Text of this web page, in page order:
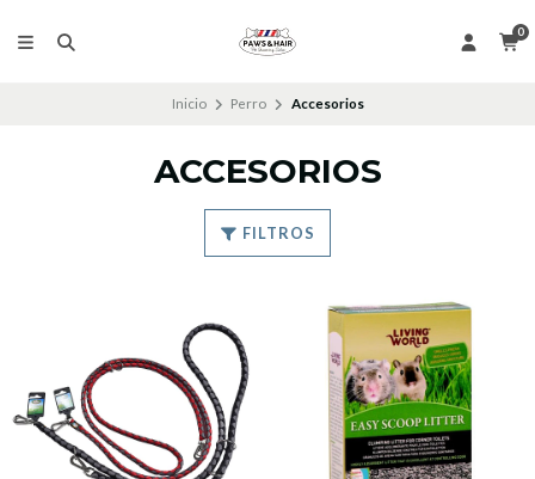
0
Inicio Perro Accesorios
ACCESORIOS
FILTROS